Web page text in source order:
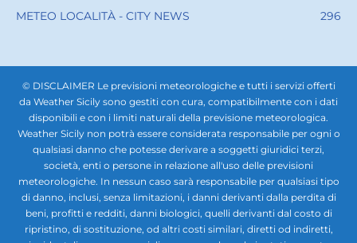
METEO LOCALITÀ - CITY NEWS
296
© DISCLAIMER Le previsioni meteorologiche e tutti i servizi offerti
da Weather Sicily sono gestiti con cura, compatibilmente con i dati
disponibili e con i limiti naturali della previsione meteorologica.
Weather Sicily non potrà essere considerata responsabile per ogni o
qualsiasi danno che potesse derivare a soggetti giuridici terzi,
società, enti o persone in relazione all'uso delle previsioni
meteorologiche. In nessun caso sarà responsabile per qualsiasi tipo
di danno, inclusi, senza limitazioni, i danni derivanti dalla perdita di
beni, profitti e redditi, danni biologici, quelli derivanti dal costo di
ripristino, di sostituzione, od altri costi similari, diretti od indiretti,